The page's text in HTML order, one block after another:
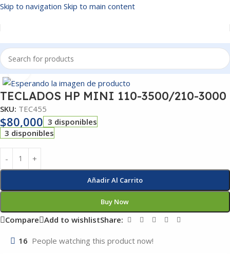
Skip to navigation Skip to main content
Inicio/TECLADOS
Click to enlarge
TECLADOS HP MINI 110-3500/210-3000
SKU: TEC455
$80,000 3 disponibles
3 disponibles
Añadir Al Carrito
Buy Now
Compare Add to wishlistShare:
16 People watching this product now!